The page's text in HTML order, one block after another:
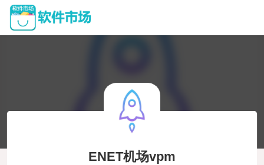
ENET机场vpm